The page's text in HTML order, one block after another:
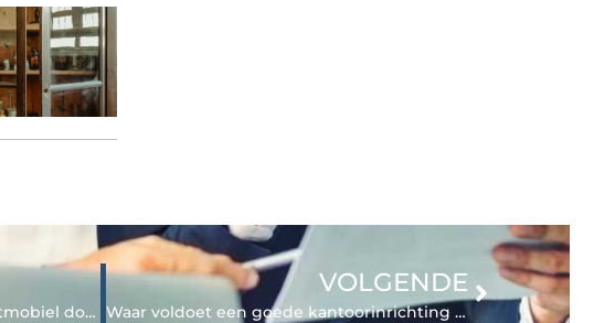
Zo rijdt u makkelijk met de scootmobiel door de stad
VOLGENDE
Waar voldoet een goede kantoorinrichting aan?